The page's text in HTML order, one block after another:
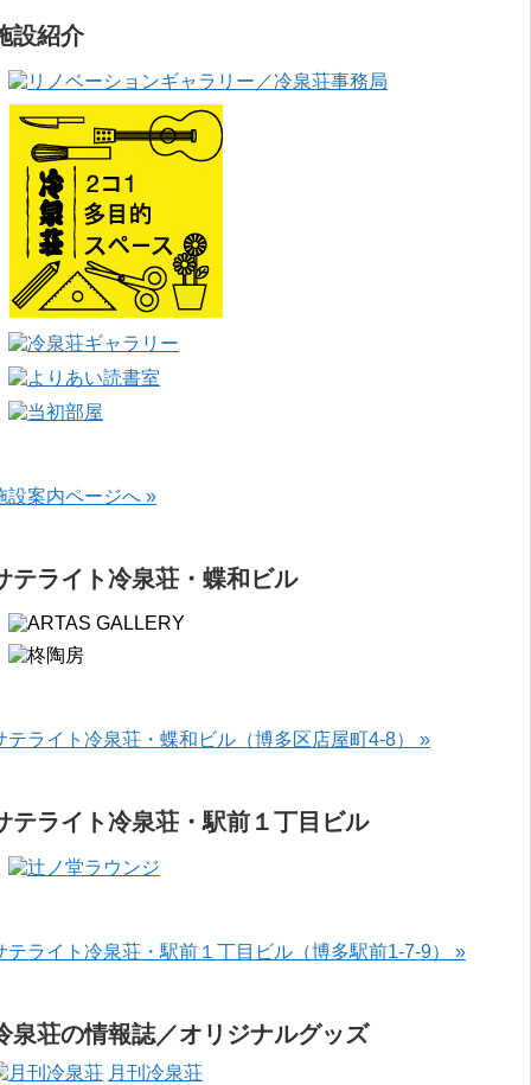
設紹介
設案内ページへ »
テライト冷泉荘・蝶和ビル
テライト冷泉荘・蝶和ビル（博多区店屋町4-8） »
テライト冷泉荘・駅前１丁目ビル
テライト冷泉荘・駅前１丁目ビル（博多駅前1-7-9） »
泉荘の情報誌／オリジナルグッズ
月刊冷泉荘